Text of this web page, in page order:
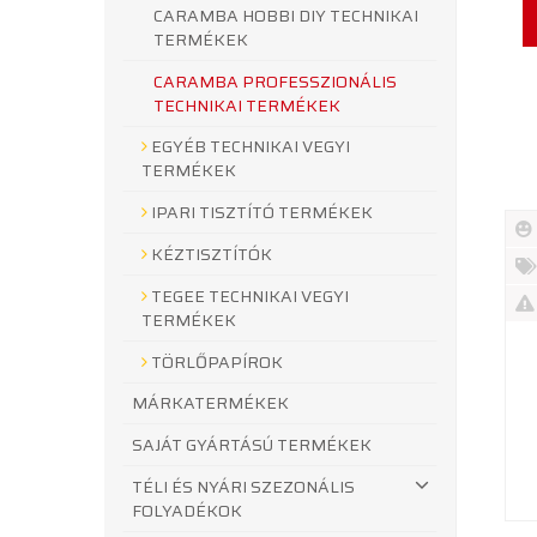
CARAMBA HOBBI DIY TECHNIKAI
TERMÉKEK
CARAMBA PROFESSZIONÁLIS
TECHNIKAI TERMÉKEK
EGYÉB TECHNIKAI VEGYI
TERMÉKEK
IPARI TISZTÍTÓ TERMÉKEK
KÉZTISZTÍTÓK
TEGEE TECHNIKAI VEGYI
TERMÉKEK
TÖRLŐPAPÍROK
MÁRKATERMÉKEK
SAJÁT GYÁRTÁSÚ TERMÉKEK
TÉLI ÉS NYÁRI SZEZONÁLIS
FOLYADÉKOK
Új
%